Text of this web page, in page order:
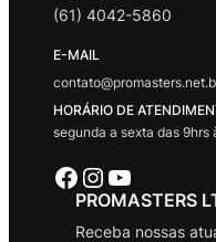
(61) 4042-5860
E-MAIL
HORÁRIO DE
segunda a sexta das 9hrs
Facebook Instagram Youtube
PROMASTERS
Receba nossas